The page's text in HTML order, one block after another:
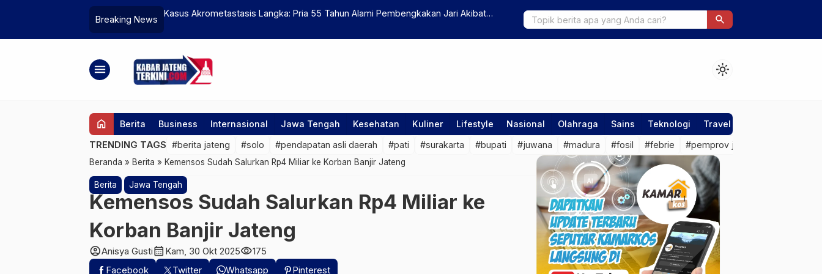
Breaking News
Kasus Akrometastasis Langka: Pria 55 Tahun Alami Pembengkakan Jari Akibat
Tiap Jenjang Sekolah Rakyat di Rembang Bakal Ada Dua Rombel
search
menu light_mode
home Berita Business Internasional Jawa Tengah Kesehatan Kuliner Lifestyle Nasional Olahraga Sains Teknologi Travel
TRENDING TAGS #berita jateng #solo #pendapatan asli daerah #pati #surakarta #bupati #juwana #madura #fosil #febrie #pemprov jateng
Beranda » Berita » Kemensos Sudah Salurkan Rp4 Miliar ke Korban Banjir Jateng
Berita Jawa Tengah
Kemensos Sudah Salurkan Rp4 Miliar ke
Korban Banjir Jateng
account_circleAnisya Gusticalendar_month Kam, 30 Okt 2025visibility175
Facebook
Twitter Whatsapp Pinterest